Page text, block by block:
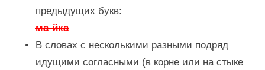
предыдущих букв:
ма-йка
В словах с несколькими разными подряд
идущими согласными (в корне или на стыке